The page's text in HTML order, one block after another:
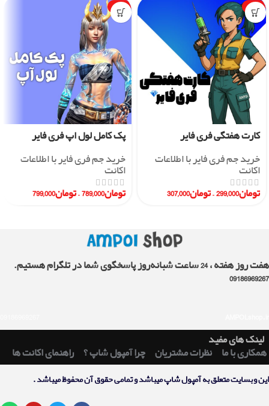
-7%
کارت هفتگی فری فایر
خرید جم فری فایر با اطلاعات
اکانت
تومان299,000
–تومان307,000
-1%
پک کامل لول اپ فری فایر
خرید جم فری فایر با اطلاعات
اکانت
تومان789,000
–تومان799,000
هفت روز هفته ، 24 ساعت شبانه‌روز پاسخگوی شما در تلگرام هستیم.
09186969267
لینک های مفید
همکاری با ما
نظرات مشتریان چرا آمپول شاپ ؟ راهنمای اکانت ها
اين وبسايت متعلق به آمپول شاپ ميباشد و تمامی حقوق آن محفوظ ميباشد .